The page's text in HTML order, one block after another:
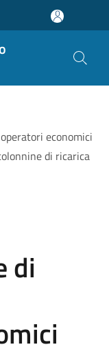
economici
di ricarica
di